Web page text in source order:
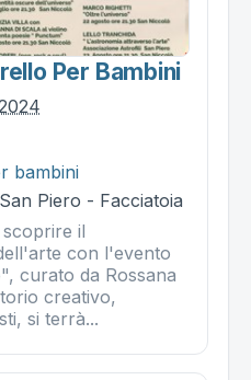
Per Bambini
bambini
Piero - Facciatoia
il
con l'evento
curato da Rossana
creativo,
si terrà...